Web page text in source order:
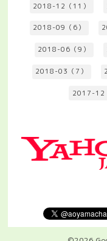
2018-12（11）
2018-09（6）
2018-06（9）
2018-03（7）
2017-12